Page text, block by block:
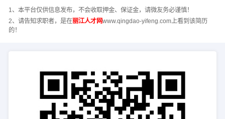
1、本平台仅供信息发布，不会收取押金、保证金，请微友务必谨慎！
2、请告知求职者，是在丽江人才网www.qingdao-yifeng.com上看到该简历
的！